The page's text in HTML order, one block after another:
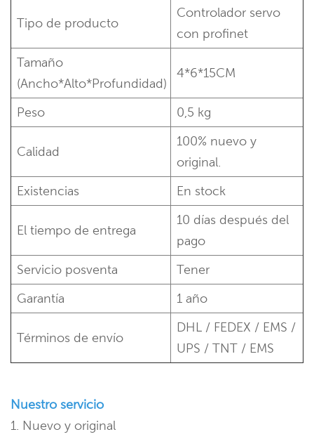
Tipo de producto
Controlador servo
con profinet
Tamaño
(Ancho*Alto*Profundidad)
4*6*15CM
Peso 0,5 kg
Calidad
100% nuevo y
original.
Existencias
En stock
El tiempo de entrega
10 días después del
pago
Servicio posventa
Tener
Garantía
1 año
Términos de envío
DHL / FEDEX / EMS /
UPS / TNT / EMS
Nuestro servicio
1. Nuevo y original